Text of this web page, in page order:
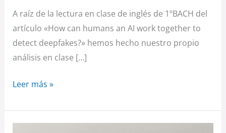
A raíz de la lectura en clase de inglés de 1ºBACH del
artículo «How can humans an AI work together to
detect deepfakes?» hemos hecho nuestro propio
análisis en clase […]
Leer más »